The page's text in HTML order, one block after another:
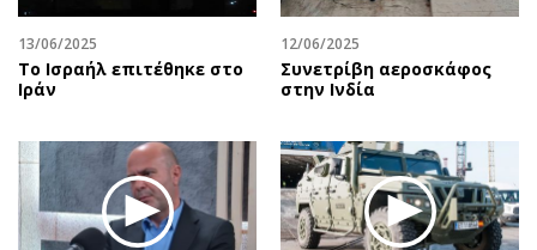
13/06/2025
To Ισραήλ επιτέθηκε στο
Ιράν
12/06/2025
Συνετρίβη αεροσκάφος
στην Ινδία